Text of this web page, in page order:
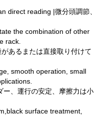
direct reading |微分頭調節、
the combination of other
rack.
あるまたは直接取り付けて
smooth operation, small
、運行の安定、摩擦力は小
surface treatment,